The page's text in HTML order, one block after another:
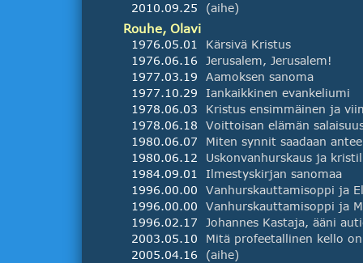
2010.09.25
(aihe)
Rouhe, Olavi
1976.05.01
Kärsivä Kristus
1976.06.16
Jerusalem, Jerusalem!
1977.03.19
Aamoksen sanoma
1977.10.29
Iankaikkinen evankeliumi
1978.06.03
1978.06.18
Voittoisan elämän
1980.06.07
Miten synnit saadaan
1980.06.12
1984.09.01
Ilmestyskirjan sanomaa
1996.00.00
1996.00.00
1996.02.17
2003.05.10
Mitä profeetallinen kello
2005.04.16
(aihe)